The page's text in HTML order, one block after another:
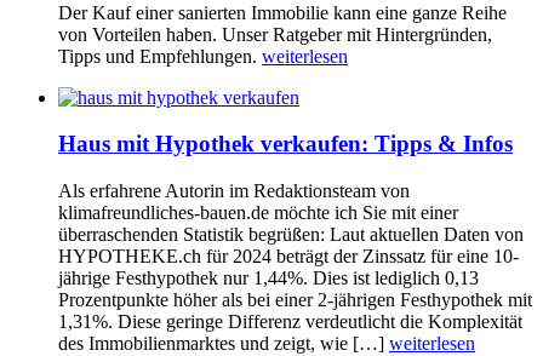
Der Kauf einer sanierten Immobilie kann eine ganze Reihe
von Vorteilen haben. Unser Ratgeber mit Hintergründen,
Tipps und Empfehlungen. weiterlesen
Haus mit Hypothek verkaufen: Tipps & Infos
Als erfahrene Autorin im Redaktionsteam von
klimafreundliches-bauen.de möchte ich Sie mit einer
überraschenden Statistik begrüßen: Laut aktuellen Daten von
HYPOTHEKE.ch für 2024 beträgt der Zinssatz für eine 10-
jährige Festhypothek nur 1,44%. Dies ist lediglich 0,13
Prozentpunkte höher als bei einer 2-jährigen Festhypothek mit
1,31%. Diese geringe Differenz verdeutlicht die Komplexität
des Immobilienmarktes und zeigt, wie […] weiterlesen